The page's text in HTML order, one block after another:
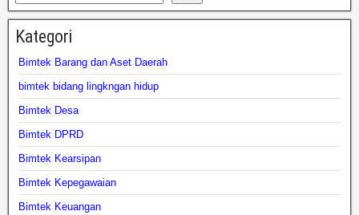
Kategori
Bimtek Barang dan Aset Daerah
bimtek bidang lingkngan hidup
Bimtek Desa
Bimtek DPRD
Bimtek Kearsipan
Bimtek Kepegawaian
Bimtek Keuangan